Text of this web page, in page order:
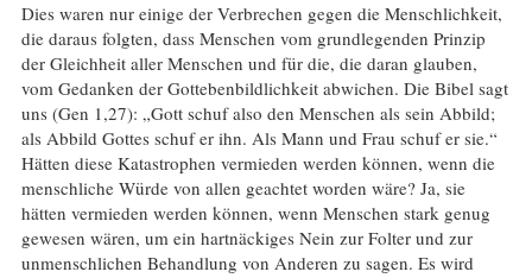
Dies waren nur einige der Verbrechen gegen die Menschlichkeit,
die daraus folgten, dass Menschen vom grundlegenden Prinzip
der Gleichheit aller Menschen und für die, die daran glauben,
vom Gedanken der Gottebenbildlichkeit abwichen. Die Bibel sagt
uns (Gen 1,27): „Gott schuf also den Menschen als sein Abbild;
als Abbild Gottes schuf er ihn. Als Mann und Frau schuf er sie.“
Hätten diese Katastrophen vermieden werden können, wenn die
menschliche Würde von allen geachtet worden wäre? Ja, sie
hätten vermieden werden können, wenn Menschen stark genug
gewesen wären, um ein hartnäckiges Nein zur Folter und zur
unmenschlichen Behandlung von Anderen zu sagen. Es wird